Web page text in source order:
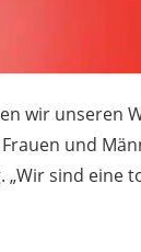
wir unseren
und
sind eine